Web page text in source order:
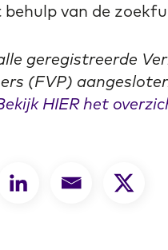
van de
geregistreerde
(FVP)
HIER het